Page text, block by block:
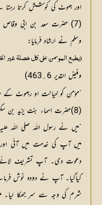
اور جهوٹ كى كوشش كرتا رہتا
(7) حضرت سعد بن ابى وقاص
وسلم نے ارشاد فرمايا:
(يطبع الموٴمن على كل خصلة غير
وفيض القدير 6؍463)
”موٴمن كو خيانت او رجهوٹ كے
(8)حضرت اسماء بنت يزيد بن سكن رضی اللہ عنہا فرماتى ہيں كہ
”ميں نے رسول اللہ صلی اللہ
ميں آپ كى خدمت ميں آئى
دعوت دى۔ آپ تشريف لائے،
كياگيا۔ آپ نے دودہ نوش
شرم كى وجہ سے سر جھكا ليا۔